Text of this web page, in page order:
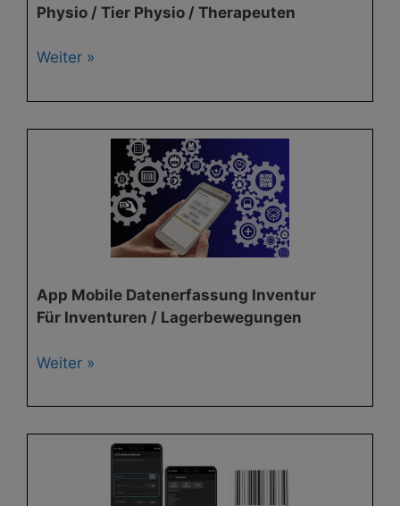
Physio / Tier Physio / Therapeuten
Weiter »
App Mobile Datenerfassung Inventur
Für Inventuren / Lagerbewegungen
Weiter »